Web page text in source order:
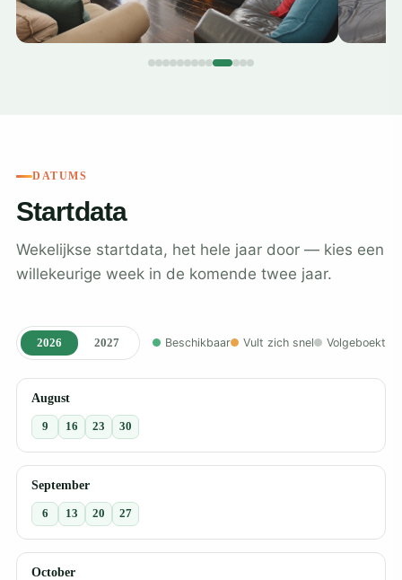
DATUMS
Startdata
Wekelijkse startdata, het hele jaar door — kies een
willekeurige week in de komende twee jaar.
2026 2027 Beschikbaar Vult zich snel Volgeboekt
August
9 16 23 30
September
6 13 20 27
October